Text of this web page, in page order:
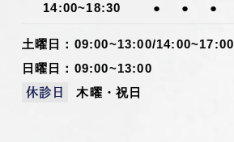
14:00~18:30 ● ● ●
土曜日：09:00~13:00/14:00~17:00
日曜日：09:00~13:00
休診日 木曜・祝日